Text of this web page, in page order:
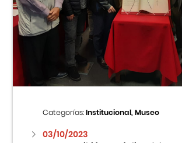
Categorías:Institucional, Museo
03/10/2023